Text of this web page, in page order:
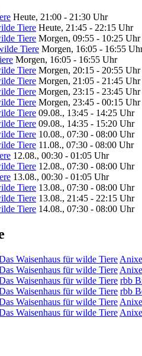
Heute, 21:00 - 21:30 Uhr
Tiere Heute, 21:45 - 22:15 Uhr
Tiere Morgen, 09:55 - 10:25 Uhr
Tiere Morgen, 16:05 - 16:55
Morgen, 16:05 - 16:55 Uhr
Tiere Morgen, 20:15 - 20:55 Uhr
Tiere Morgen, 21:05 - 21:45 Uhr
Tiere Morgen, 23:15 - 23:45 Uhr
Tiere Morgen, 23:45 - 00:15 Uhr
Tiere 09.08., 13:45 - 14:25 Uhr
Tiere 09.08., 14:35 - 15:20 Uhr
Tiere 10.08., 07:30 - 08:00 Uhr
Tiere 11.08., 07:30 - 08:00 Uhr
12.08., 00:30 - 01:05 Uhr
Tiere 12.08., 07:30 - 08:00 Uhr
13.08., 00:30 - 01:05 Uhr
Tiere 13.08., 07:30 - 08:00 Uhr
Tiere 13.08., 21:45 - 22:15 Uhr
Tiere 14.08., 07:30 - 08:00 Uhr
Waisenhaus für wilde Tiere
Waisenhaus für wilde Tiere
Waisenhaus für wilde Tiere rbb
Waisenhaus für wilde Tiere rbb
Waisenhaus für wilde Tiere
Waisenhaus für wilde Tiere